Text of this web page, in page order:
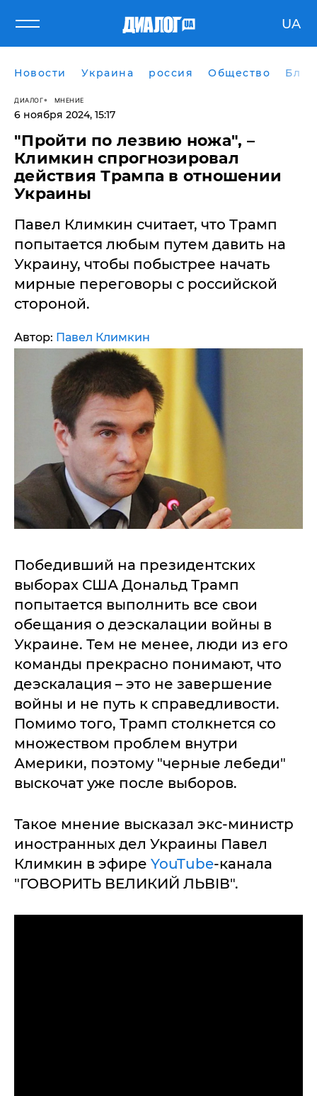
UA
Новости Украина россия Общество
ДИАЛОГ МНЕНИЕ
6 ноября 2024, 15:17
"Пройти по лезвию ножа", –
Климкин спрогнозировал
действия Трампа в отношении
Украины
Павел Климкин считает, что Трамп
попытается любым путем давить на
Украину, чтобы побыстрее начать
мирные переговоры с российской
стороной.
Автор: Павел Климкин
Победивший на президентских
выборах США Дональд Трамп
попытается выполнить все свои
обещания о деэскалации войны в
Украине. Тем не менее, люди из его
команды прекрасно понимают, что
деэскалация – это не завершение
войны и не путь к справедливости.
Помимо того, Трамп столкнется со
множеством проблем внутри
Америки, поэтому "черные лебеди"
выскочат уже после выборов.
Такое мнение высказал экс-министр
иностранных дел Украины Павел
Климкин в эфире YouTube-канала
"ГОВОРИТЬ ВЕЛИКИЙ ЛЬВІВ".